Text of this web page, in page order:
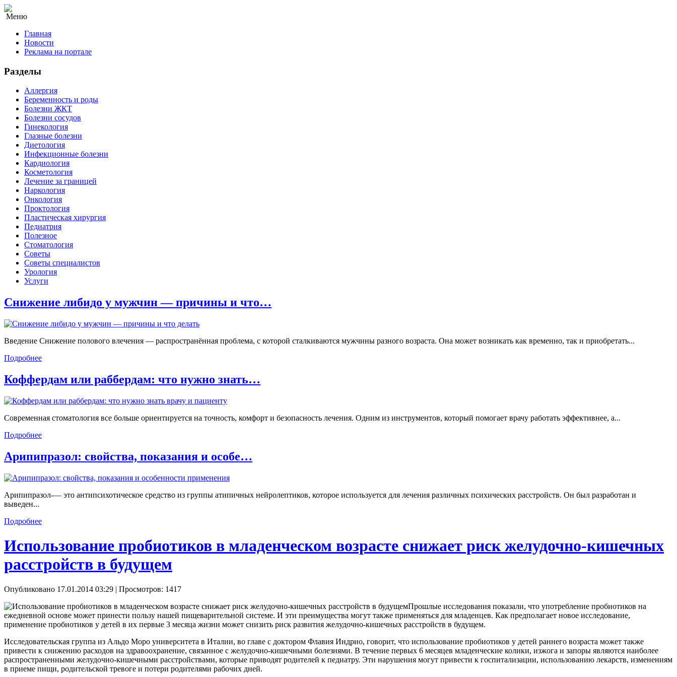
Меню
Главная
Новости
Реклама на портале
Разделы
Аллергия
Беременность и роды
Болезни ЖКТ
Болезни сосудов
Гинекология
Глазные болезни
Диетология
Инфекционные болезни
Кардиология
Косметология
Лечение за границей
Наркология
Онкология
Проктология
Пластическая хирургия
Педиатрия
Полезное
Стоматология
Советы
Советы специалистов
Урология
Услуги
Снижение либидо у мужчин — причины и что…
Введение Снижение полового влечения — распространённая проблема, с которой сталкиваются мужчины разного возраста. Она может возникать как временно, так и приобретать...
Подробнее
Коффердам или раббердам: что нужно знать…
Современная стоматология все больше ориентируется на точность, комфорт и безопасность лечения. Одним из инструментов, который помогает врачу работать эффективнее, а...
Подробнее
Арипипразол: свойства, показания и особе…
Арипипразол-— это антипсихотическое средство из группы атипичных нейролептиков, которое используется для лечения различных психических расстройств. Он был разработан и
выведен...
Подробнее
Использование пробиотиков в младенческом возрасте снижает риск желудочно-кишечных
расстройств в будущем
Опубликовано 17.01.2014 03:29 | Просмотров: 1417
Прошлые исследования показали, что употребление пробиотиков на
ежедневной основе может принести пользу нашей пищеварительной системе. И эти преимущества могут также применяться для младенцев. Как предполагает новое исследование,
применение пробиотиков у детей в их первые 3 месяца жизни может снизить риск развития желудочно-кишечных расстройств в будущем.
Исследовательская группа из Альдо Моро университета в Италии, во главе с доктором Флавия Индрио, говорит, что использование пробиотиков у детей раннего возраста может также
привести к снижению расходов на здравоохранение, связанное с желудочно-кишечными болезнями. В течение первых 6 месяцев младенческие колики, изжога и запоры являются наиболее
распространенными желудочно-кишечными расстройствами, которые приводят родителей к педиатру. Эти нарушения могут привести к госпитализации, использованию лекарств, изменениям
в приеме пищи, родительской тревоге и потери родителями рабочих дней.